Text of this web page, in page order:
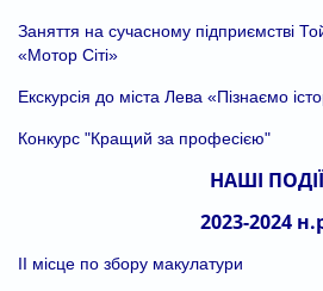
Заняття на сучасному підприємстві
«Мотор Сіті»
Екскурсія до міста Лева «Пізнаємо
Конкурс "Кращий за професією"
НАШІ ПОДІЇ
2023-2024
ІІ місце по збору макулатури